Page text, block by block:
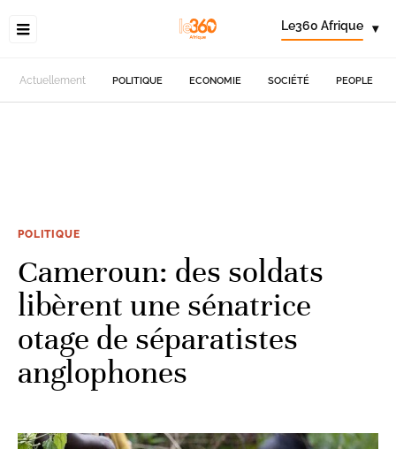
Le360 Afrique ▾
Actuellement POLITIQUE ECONOMIE SOCIÉTÉ PEOPLE
POLITIQUE
Cameroun: des soldats
libèrent une sénatrice
otage de séparatistes
anglophones